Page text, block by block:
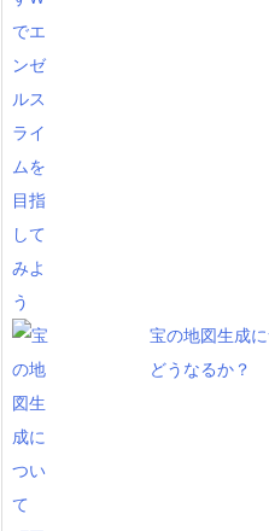
宝の地図生成
どうなるか？